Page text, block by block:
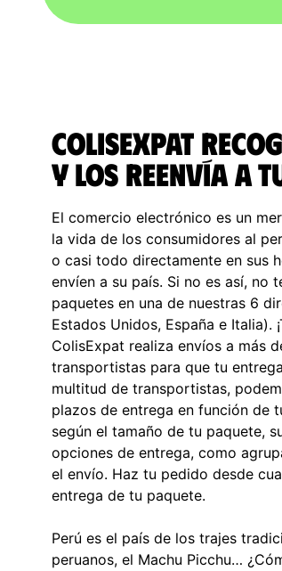
ColisExpat
y los reenvía a
El comercio electrónico es un
la vida de los consumidores al
o casi todo directamente en sus
envíen a su país. Si no es así, no
paquetes en una de nuestras 6
Estados Unidos, España e Italia).
ColisExpat realiza envíos a más
transportistas para que tu
multitud de transportistas,
plazos de entrega en función de
según el tamaño de tu paquete,
opciones de entrega, como
el envío. Haz tu pedido desde
entrega de tu paquete.
Perú es el país de los trajes
peruanos, el Machu Picchu…